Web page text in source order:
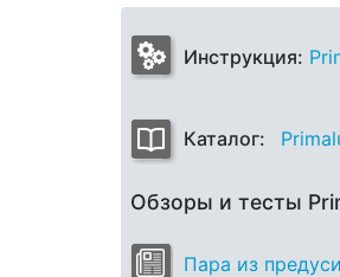
Инструкция:
Каталог:
Обзоры и тесты
Пара из